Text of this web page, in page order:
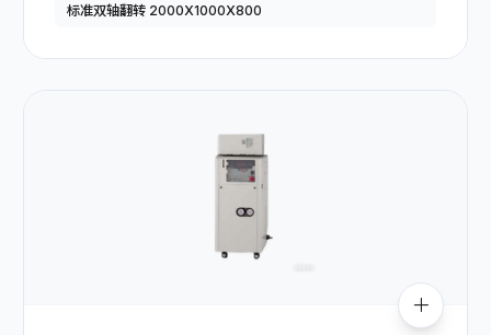
标准双轴翻转 2000X1000X800